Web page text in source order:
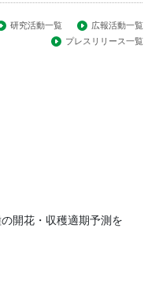
研究活動一覧
広報活動一覧
プレスリリース一覧
開花・収穫適期予測を